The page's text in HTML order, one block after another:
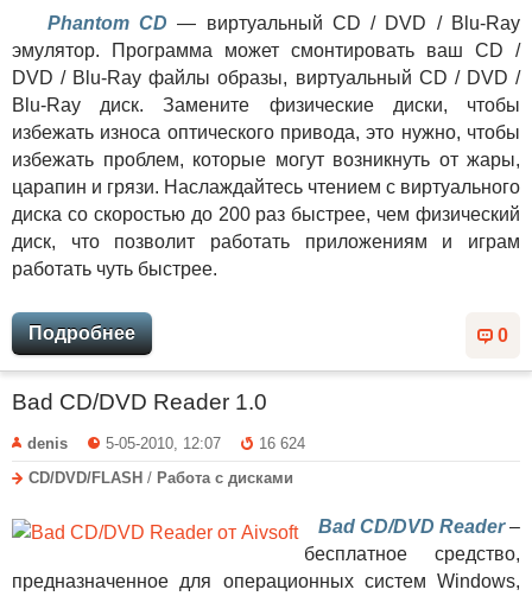
Phantom CD — виртуальный CD / DVD / Blu-Ray
эмулятор. Программа может смонтировать ваш CD /
DVD / Blu-Ray файлы образы, виртуальный CD / DVD /
Blu-Ray диск. Замените физические диски, чтобы
избежать износа оптического привода, это нужно, чтобы
избежать проблем, которые могут возникнуть от жары,
царапин и грязи. Наслаждайтесь чтением с виртуального
диска со скоростью до 200 раз быстрее, чем физический
диск, что позволит работать приложениям и играм
работать чуть быстрее.
0
Подробнее
Bad CD/DVD Reader 1.0
denis 5-05-2010, 12:07
16 624
CD/DVD/FLASH / Работа с дисками
Bad CD/DVD Reader–
бесплатное средство,
предназначенное для операционных систем Windows,